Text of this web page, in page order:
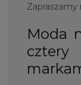
Zapraszamy
Moda